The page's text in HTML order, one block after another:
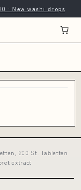
· New washi drops
200 St. Tabletten
extract